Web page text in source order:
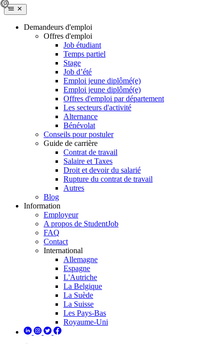
Demandeurs d'emploi
Offres d'emploi
Job étudiant
Temps partiel
Stage
Job d’été
Emploi jeune diplômé(e)
Emploi jeune diplômé(e)
Offres d'emploi par département
Les secteurs d'activité
Alternance
Bénévolat
Conseils pour postuler
Guide de carrière
Contrat de travail
Salaire et Taxes
Droit et devoir du salarié
Rupture du contrat de travail
Autres
Blog
Information
Employeur
A propos de StudentJob
FAQ
Contact
International
Allemagne
Espagne
L'Autriche
La Belgique
La Suède
La Suisse
Les Pays-Bas
Royaume-Uni